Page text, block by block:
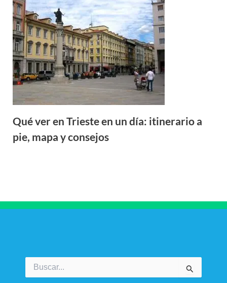
Qué ver en Trieste en un día: itinerario a
pie, mapa y consejos
por: